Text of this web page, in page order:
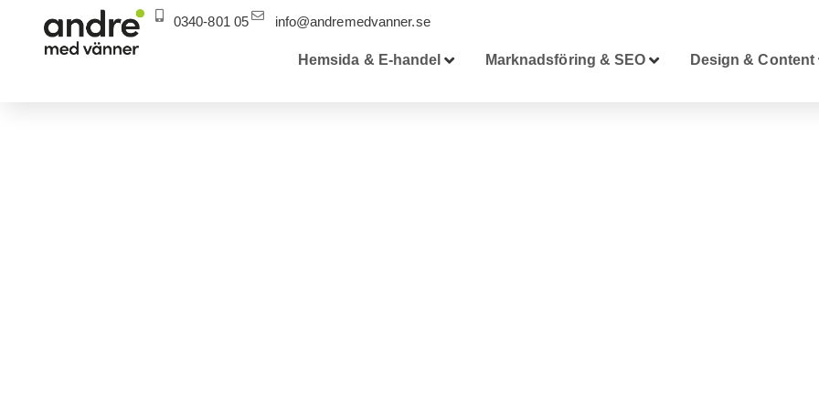
0340-801 05 info@andremedvanner.se
Hemsida & E-handel Marknadsföring & SEO Design & Content